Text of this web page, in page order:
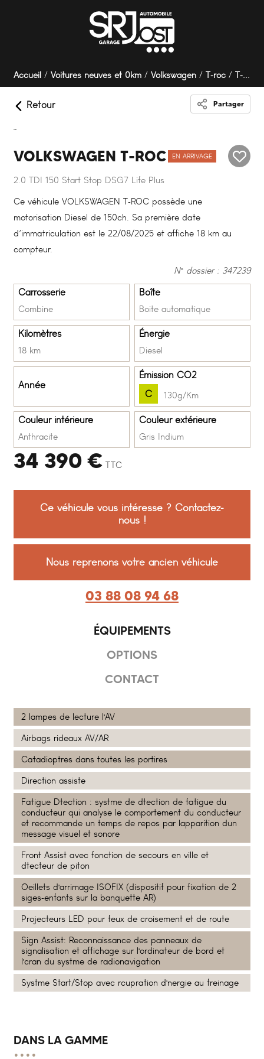
Accueil Voitures neuves et 0km Volkswagen T-roc T-ROC 2.0 TDI 150 Start Stop DSG7 Life Plus
Retour Partager
VOLKSWAGEN T-ROC EN ARRIVAGE
2.0 TDI 150 Start Stop DSG7 Life Plus
Ce véhicule VOLKSWAGEN T-ROC possède une
motorisation Diesel de 150ch. Sa première date
d’immatriculation est le 22/08/2025 et affiche 18 km au
compteur.
N° dossier : 347239
Carrosserie
Combine
Boîte
Boite automatique
Kilomètres
18 km
Énergie
Diesel
Année
Émission CO2
C
130g/Km
Couleur intérieure
Anthracite
Couleur extérieure
Gris Indium
34 390 € TTC
Ce véhicule vous intéresse ? Contactez-
nous !
Nous reprenons votre ancien véhicule
03 88 08 94 68
ÉQUIPEMENTS
OPTIONS
CONTACT
2 lampes de lecture l'AV
Airbags rideaux AV/AR
Catadioptres dans toutes les portires
Direction assiste
Fatigue Dtection : systme de dtection de fatigue du
conducteur qui analyse le comportement du conducteur
et recommande un temps de repos par lapparition dun
message visuel et sonore
Front Assist avec fonction de secours en ville et
dtecteur de piton
Oeillets d'arrimage ISOFIX (dispositif pour fixation de 2
siges-enfants sur la banquette AR)
Projecteurs LED pour feux de croisement et de route
Sign Assist: Reconnaissance des panneaux de
signalisation et affichage sur l'ordinateur de bord et
l'cran du systme de radionavigation
Systme Start/Stop avec rcupration d'nergie au freinage
DANS LA GAMME